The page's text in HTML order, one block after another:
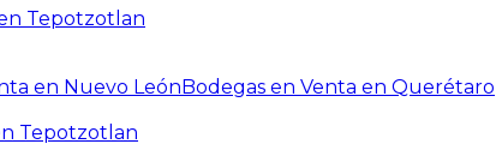
Tepotzotlan
en Nuevo LeónBodegas en Venta en Querétaro
Tepotzotlan